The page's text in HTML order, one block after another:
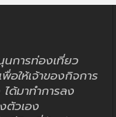
การท่องเที่ยว
อให้เจ้าของกิจการ
ด้มาทำการลง
ตัวเอง